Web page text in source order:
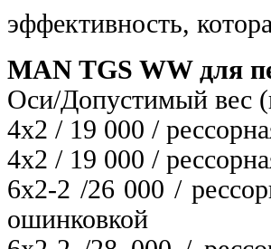
эффективность,
MAN TGS WW для
Оси/Допустимый вес
4х2 / 19 000 /
4х2 / 19 000 /
6х2-2 /26 000 /
ошинковкой